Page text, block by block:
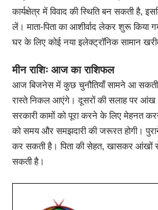
कार्यक्षेत्र में विवाद की स्थिति बन सकती है,
लें। माता-पिता का आशीर्वाद लेकर शुरू किया
घर के लिए कोई नया इलेक्ट्रॉनिक सामान
मीन राशिः आज का राशिफल
आज बिजनेस में कुछ चुनौतियाँ सामने आ
रास्ते निकल आएंगे। दूसरों की सलाह पर
सरकारी कामों को पूरा करने के लिए मेहनत
को समय और समझदारी की जरूरत होगी।
कर सकती है। पिता की सेहत, खासकर आंखों
सकती है।